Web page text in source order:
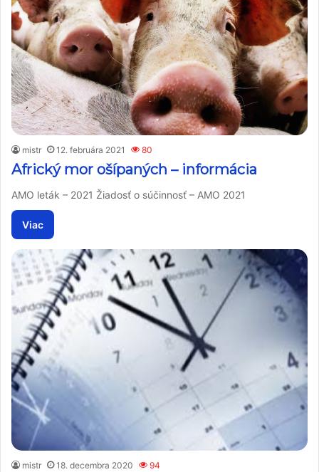
mistr 12. februára 2021 80
Africký mor ošípaných – informácia
AMO leták – 2021 Žiadosť o súčinnosť – AMO 2021
Viac
mistr 18. decembra 2020 94